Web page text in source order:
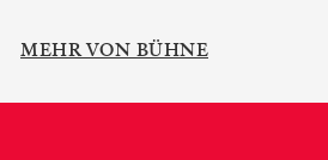
MEHR VON BÜHNE